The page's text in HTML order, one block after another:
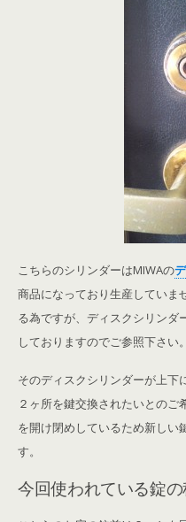
こちらのシリンダーはMIWAの
商品になっており生産していま
る為ですが、ディスクシリンダ
しておりますのでご参照下さい。
そのディスクシリンダーが上下
２ヶ所を鍵交換されたいとの
を開け閉めしているため新しい
す。
今回使われている錠